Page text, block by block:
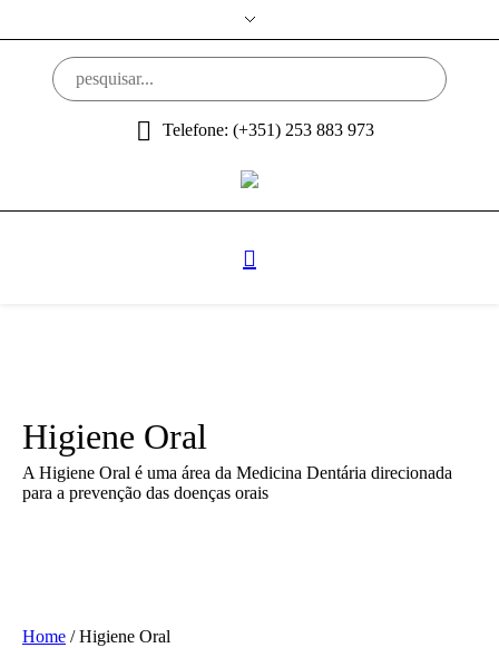
Telefone: (+351) 253 883 973
Higiene Oral
A Higiene Oral é uma área da Medicina Dentária direcionada
para a prevenção das doenças orais
Home /Higiene Oral